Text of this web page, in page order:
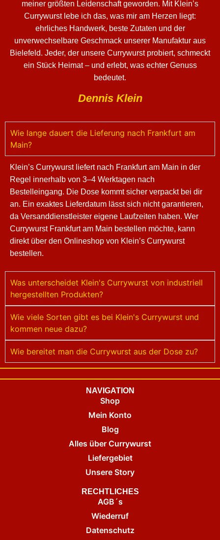
meiner größten Leidenschaft geworden. Mit Klein’s
Currywurst lebe ich das, was mir am Herzen liegt:
ehrliches Handwerk, beste Zutaten und der
unverwechselbare Geschmack unserer Manufaktur aus
Bielefeld. Jeder, der unsere Currywurst probiert, schmeckt
ein Stück Heimat – und erlebt, was echter Genuss
bedeutet.
Dennis Klein
Wie lange dauert die Lieferung nach Frankfurt am
Main?
Klein’s Currywurst liefert nach Frankfurt am Main in der
Regel innerhalb von 3–4 Werktagen nach
Bestelleingang. Die Dose kommt sicher verpackt bei dir
an. Ein exaktes Lieferdatum lässt sich nicht garantieren,
da Versanddienstleister eigene Laufzeiten haben. Wer
Currywurst Frankfurt am Main bestellen möchte, kann
direkt über den Onlineshop von Klein’s Currywurst
bestellen.
Was unterscheidet Klein's Currywurst von industriell
hergestellten Produkten?
Wie viele Sorten gibt es bei Klein's Currywurst und
kommen neue dazu?
Wie bereitet man die Currywurst aus der Dose zu?
NAVIGATION
Shop
Mein Konto
Blog
Alles über Currywurst
Liefergebiet
Unsere Story
RECHTLICHES
AGB´s
Wiederruf
Datenschutz